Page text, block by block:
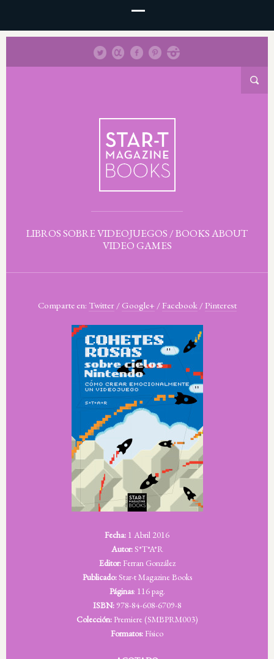
LIBROS SOBRE VIDEOJUEGOS / BOOKS ABOUT
VIDEO GAMES
Comparte en: Twitter / Google+ /Facebook /Pinterest
Fecha: 1 Abril 2016
Autor:S*T*A*R
Editor:Ferran González
Publicado:Star-t Magazine Books
Páginas: 116 pag.
ISBN:978-84-608-6709-8
Colección:Premiere (SMBPRM003)
Formatos: Físico